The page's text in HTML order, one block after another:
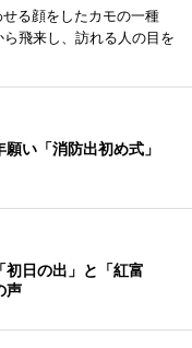
る顔をしたカモの一種
ら飛来し、訪れる人の目を
願い「消防出初め式」
日の出」と「紅富
声